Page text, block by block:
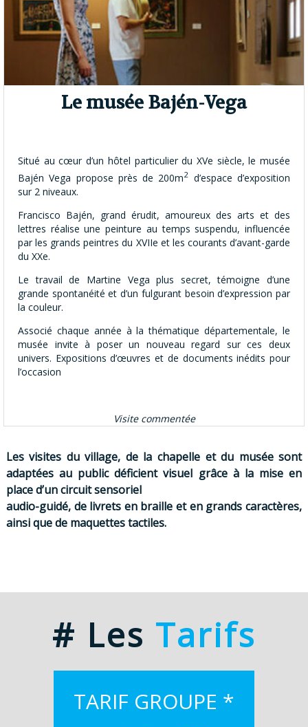
Le musée Bajén-Vega
Situé au cœur d’un hôtel particulier du XVe siècle, le musée
Bajén Vega propose près de 200m2 d’espace d’exposition
sur 2 niveaux.
Francisco Bajén, grand érudit, amoureux des arts et des
lettres réalise une peinture au temps suspendu, influencée
par les grands peintres du XVIIe et les courants d’avant-garde
du XXe.
Le travail de Martine Vega plus secret, témoigne d’une
grande spontanéité et d’un fulgurant besoin d’expression par
la couleur.
Associé chaque année à la thématique départementale, le
musée invite à poser un nouveau regard sur ces deux
univers. Expositions d’œuvres et de documents inédits pour
l’occasion
Visite commentée
Les visites du village, de la chapelle et du musée sont
adaptées au public déficient visuel grâce à la mise en
place d’un circuit sensoriel
audio-guidé, de livrets en braille et en grands caractères,
ainsi que de maquettes tactiles.
# Les Tarifs
TARIF GROUPE *